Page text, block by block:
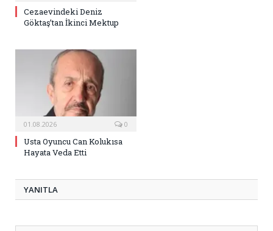
Cezaevindeki Deniz
Göktaş’tan İkinci Mektup
01.08.2026 0
Usta Oyuncu Can Kolukısa
Hayata Veda Etti
YANITLA